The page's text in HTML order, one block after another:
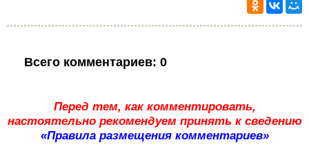
Всего комментариев: 0
Перед тем, как комментировать,
настоятельно рекомендуем принять к сведению
«Правила размещения комментариев»